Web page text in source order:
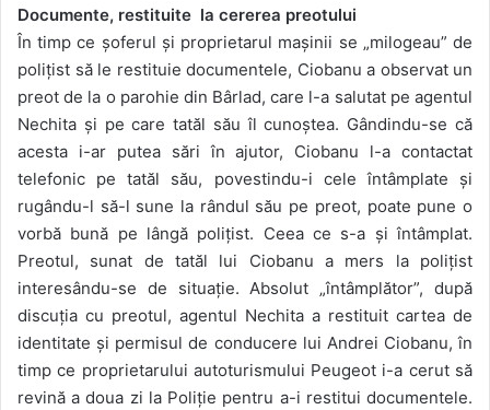
Documente, restituite la cererea preotului
În timp ce șoferul și proprietarul mașinii se „milogeau” de
polițist să le restituie documentele, Ciobanu a observat un
preot de la o parohie din Bârlad, care l-a salutat pe agentul
Nechita și pe care tatăl său îl cunoștea. Gândindu-se că
acesta i-ar putea sări în ajutor, Ciobanu l-a contactat
telefonic pe tatăl său, povestindu-i cele întâmplate și
rugându-l să-l sune la rândul său pe preot, poate pune o
vorbă bună pe lângă polițist. Ceea ce s-a și întâmplat.
Preotul, sunat de tatăl lui Ciobanu a mers la polițist
interesându-se de situație. Absolut „întâmplător”, după
discuția cu preotul, agentul Nechita a restituit cartea de
identitate și permisul de conducere lui Andrei Ciobanu, în
timp ce proprietarului autoturismului Peugeot i-a cerut să
revină a doua zi la Poliție pentru a-i restitui documentele.